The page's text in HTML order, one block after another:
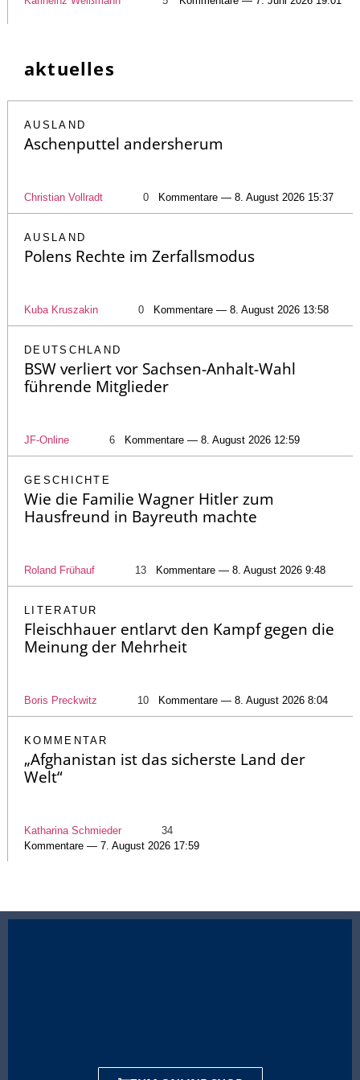
aktuelles
AUSLAND
Aschenputtel andersherum
Christian Vollradt 0 Kommentare — 8. August 2026 15:37
AUSLAND
Polens Rechte im Zerfallsmodus
Kuba Kruszakin 0 Kommentare — 8. August 2026 13:58
DEUTSCHLAND
BSW verliert vor Sachsen-Anhalt-Wahl
führende Mitglieder
JF-Online 6 Kommentare — 8. August 2026 12:59
GESCHICHTE
Wie die Familie Wagner Hitler zum
Hausfreund in Bayreuth machte
Roland Frühauf 13 Kommentare — 8. August 2026 9:48
LITERATUR
Fleischhauer entlarvt den Kampf gegen die
Meinung der Mehrheit
Boris Preckwitz 10 Kommentare — 8. August 2026 8:04
KOMMENTAR
„Afghanistan ist das sicherste Land der
Welt“
Katharina Schmieder
34
Kommentare — 7. August 2026 17:59